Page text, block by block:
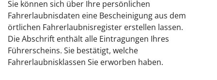
Sie können sich über Ihre persönlichen
Fahrerlaubnisdaten eine Bescheinigung aus dem
örtlichen Fahrerlaubnisregister erstellen lassen.
Die Abschrift enthält alle Eintragungen Ihres
Führerscheins. Sie bestätigt, welche
Fahrerlaubnisklassen Sie erworben haben.